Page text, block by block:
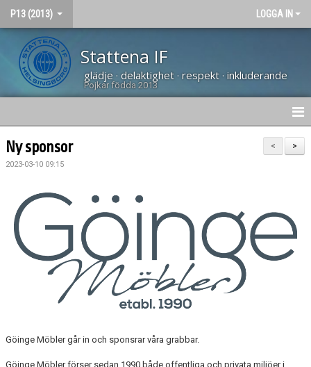
P13 (2013) LOGGA IN
Stattena IF
glädje · delaktighet · respekt · inkluderande
Pojkar födda 2013
HEM
NYHETER
DOKUMENT
BILDGALLERI
KONTAKT
>
<
Ny sponsor
2023-03-10 09:15
Göinge Möbler går in och sponsrar våra grabbar.
Göinge Möbler förser sedan 1990 både offentliga och privata miljöer i